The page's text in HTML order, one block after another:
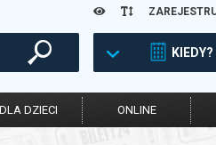
KIEDY?
DLA DZIECI ONLINE